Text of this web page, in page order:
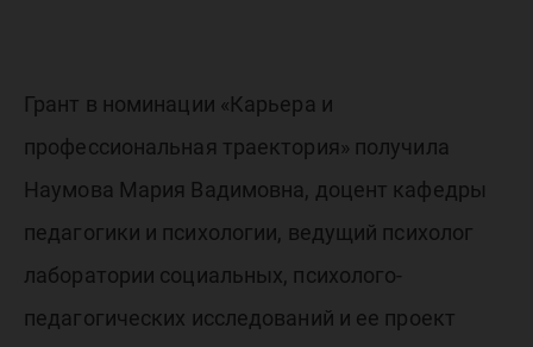
Грант в номинации «Карьера и
профессиональная траектория» получила
Наумова Мария Вадимовна, доцент кафедры
педагогики и психологии, ведущий психолог
лаборатории социальных, психолого-
педагогических исследований и ее проект